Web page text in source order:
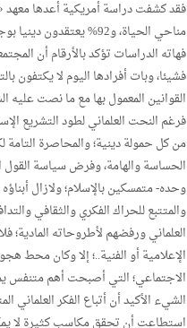
مناحي الحياة، و92% يعتقدون دينيا بوجوب طاعة المرأة لزوجها.
فهاته الدراسات تؤكد بالأرقام أن
فشيئا، وبات أفرادها اليوم لا يكتفون
القوانين المعمول بها مع ما نصت عليه
فرغم النحت العلماني لطود التشريع
من كل حمولة دينية؛ والمحاصرة
الحساسة والهامة، وفرض سياسة القول
وحده- متمسكين بالإسلام؛ ولازال
والمتتبع للحراك الفكري والثقافي
العلماني ورفضهم لأطروحاته
الإعلامية أو الفنية..؛ إلا وكان
الاجتماعي؛ التي أصبحت أهم متنفس
الشيء الأكيد أن أتباع الفكر
استطاعت أن تحقق مكاسب كثيرة لا